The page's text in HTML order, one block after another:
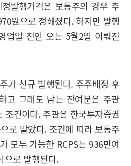
발행가격은 보통주의 경우 주
원으로 정해졌다. 하지만 발행
업일 전인 오는 5월2일 이뤄진
가 신규 발행된다. 주주배정 후
고 그래도 남는 잔여분은 주관
조건이다. 주관은 한국투자증권
로 맡았다. 조건에 따라 보통주
모두 가능한 RCPS는 936만여
으로 발행된다.